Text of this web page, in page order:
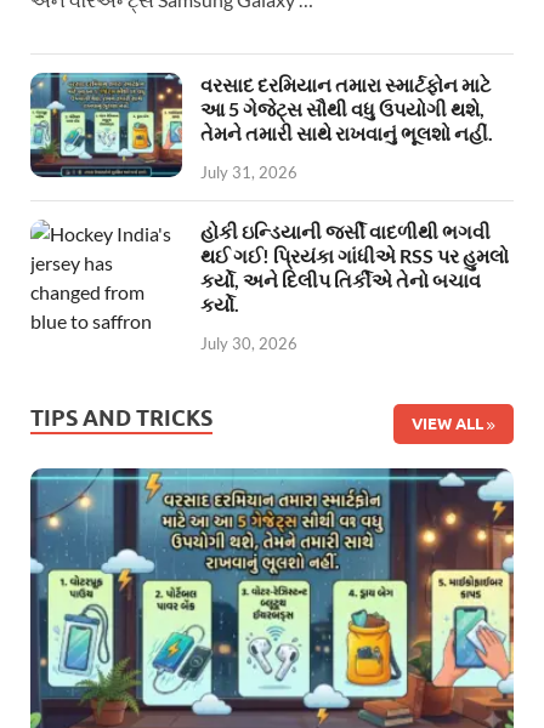
વરસાદ દરમિયાન તમારા સ્માર્ટફોન માટે
આ 5 ગેજેટ્સ સૌથી વધુ ઉપયોગી થશે,
તેમને તમારી સાથે રાખવાનું ભૂલશો નહીં.
July 31, 2026
હોકી ઇન્ડિયાની જર્સી વાદળીથી ભગવી
થઈ ગઈ! પ્રિયંકા ગાંધીએ RSS પર હુમલો
કર્યો, અને દિલીપ તિર્કીએ તેનો બચાવ
કર્યો.
July 30, 2026
TIPS AND TRICKS VIEW ALL